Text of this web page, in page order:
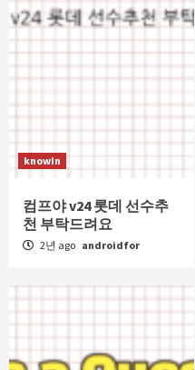
knowIn
컴프야 v24 롯데 선수추
천 부탁드려요
2년 ago androidfor